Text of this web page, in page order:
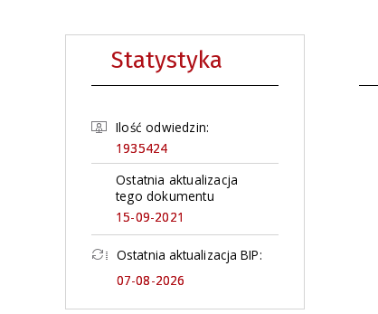
Statystyka
Ilość odwiedzin:
1935424
Ostatnia aktualizacja
tego dokumentu
15-09-2021
Ostatnia aktualizacja BIP:
07-08-2026